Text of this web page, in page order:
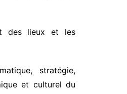
des lieux et les
stratégie,
et culturel du